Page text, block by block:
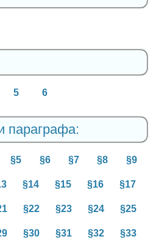
5 6
параграфа:
§5 §6 §7 §8 §9
§14 §15 §16 §17
§22 §23 §24 §25
§30 §31 §32 §33